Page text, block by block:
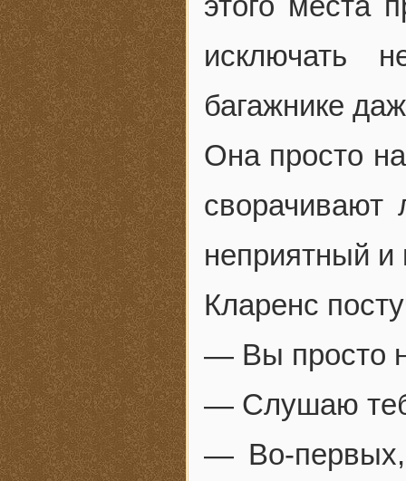
исключать
багажнике
Она просто
сворачивают
неприятный
Кларенс
— Вы просто
— Слушаю
— Во-